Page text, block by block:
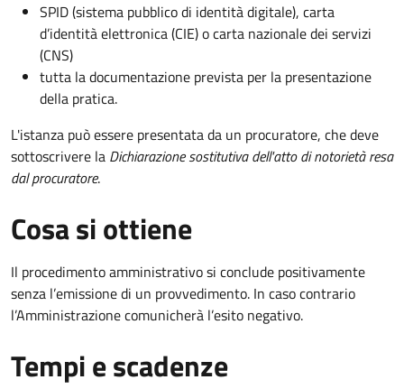
SPID (sistema pubblico di identità digitale), carta
d’identità elettronica (CIE) o carta nazionale dei servizi
(CNS)
tutta la documentazione prevista per la presentazione
della pratica.
L'istanza può essere presentata da un procuratore, che deve
sottoscrivere la Dichiarazione sostitutiva dell'atto di notorietà resa
dal procuratore.
Cosa si ottiene
Il procedimento amministrativo si conclude positivamente
senza l’emissione di un provvedimento. In caso contrario
l’Amministrazione comunicherà l’esito negativo.
Tempi e scadenze